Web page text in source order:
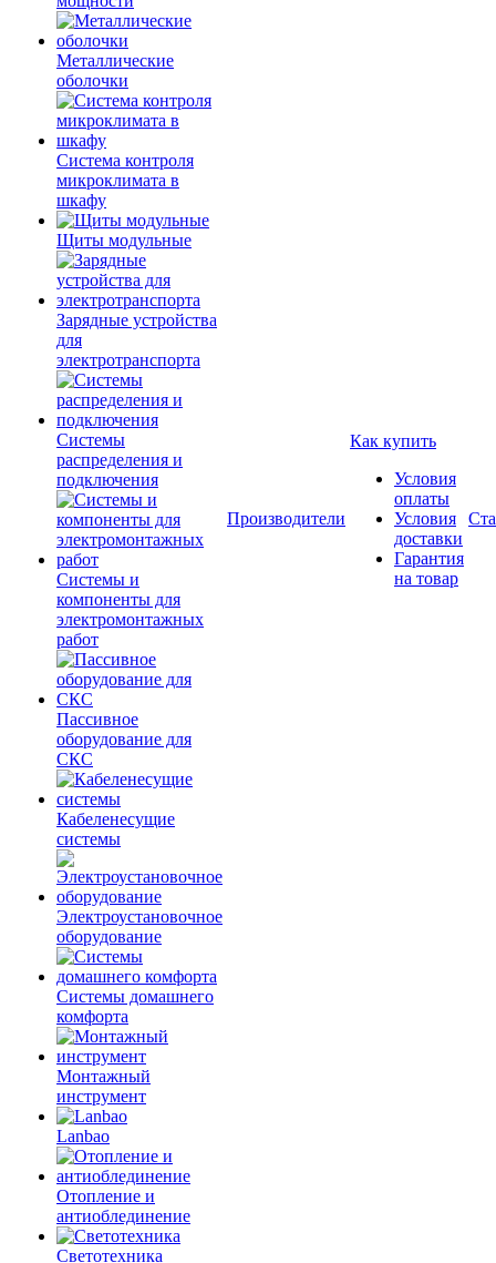
Металлические
оболочки
Система контроля
микроклимата в
шкафу
Щиты модульные
Зарядные устройства
для
электротранспорта
Системы
распределения и
подключения
Системы и
компоненты для
электромонтажных
работ
Пассивное
оборудование для
СКС
Кабеленесущие
системы
Электроустановочное
оборудование
Системы домашнего
комфорта
Монтажный
инструмент
Lanbao
Отопление и
антиоблединение
Светотехника
Производители
Как купить
Условия
оплаты
Условия
доставки
Гарантия
на товар